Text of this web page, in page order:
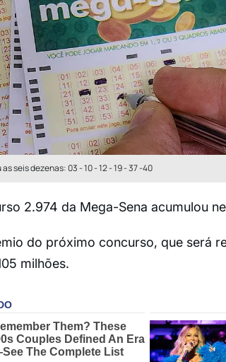
seis dezenas: 03 - 10 - 12 - 19 - 37 -40
2.974 da Mega-Sena acumulou
do próximo concurso, que será
milhões.